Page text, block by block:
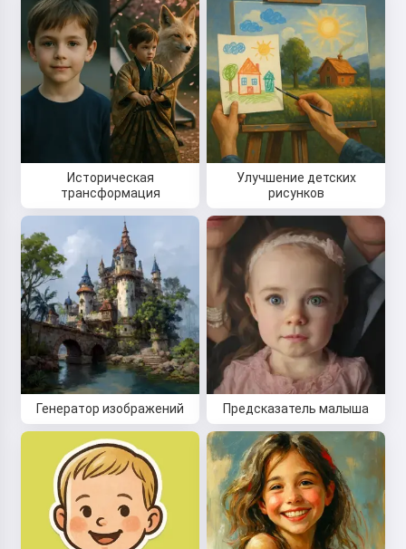
Историческая
трансформация
Улучшение детских
рисунков
Генератор изображений Предсказатель малыша